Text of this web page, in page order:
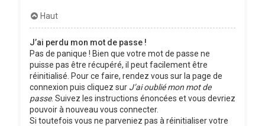
Haut
J’ai perdu mon mot de passe !
Pas de panique ! Bien que votre mot de passe ne
puisse pas être récupéré, il peut facilement être
réinitialisé. Pour ce faire, rendez vous sur la page de
connexion puis cliquez sur J’ai oublié mon mot de
passe. Suivez les instructions énoncées et vous devriez
pouvoir à nouveau vous connecter.
Si toutefois vous ne parveniez pas à réinitialiser votre